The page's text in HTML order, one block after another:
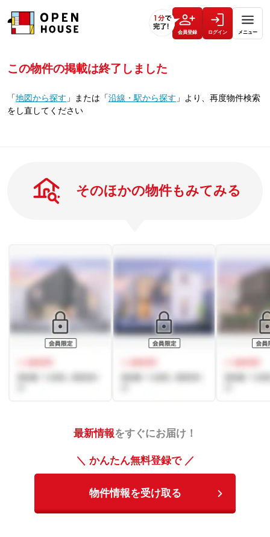
会員登録 ログイン メニュー
この物件の掲載は終了しました
「地図から探す 」 または 「沿線・駅から探す 」 より、再度物件検索
をし直してください
そのほかの物件もみてみる
最新情報をすぐにお届け！
＼ かんたん無料登録で ／
物件情報を受け取る